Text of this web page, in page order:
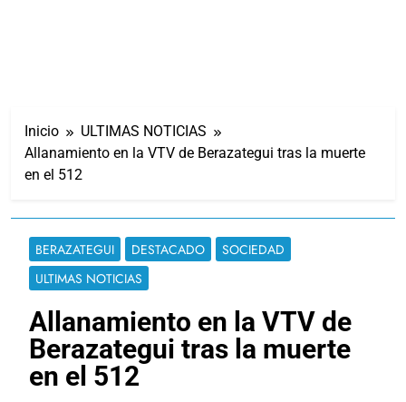
Inicio
ULTIMAS NOTICIAS
Allanamiento en la VTV de Berazategui tras la muerte
en el 512
BERAZATEGUI DESTACADO
SOCIEDAD
ULTIMAS NOTICIAS
Allanamiento en la VTV de
Berazategui tras la muerte
en el 512